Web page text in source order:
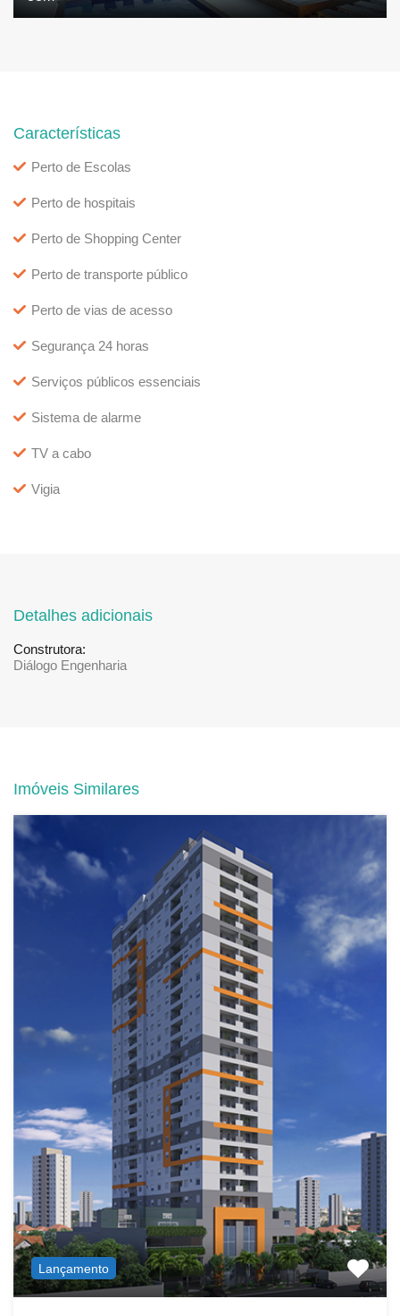
Características
Perto de Escolas
Perto de hospitais
Perto de Shopping Center
Perto de transporte público
Perto de vias de acesso
Segurança 24 horas
Serviços públicos essenciais
Sistema de alarme
TV a cabo
Vigia
Detalhes adicionais
Construtora:
Diálogo Engenharia
Imóveis Similares
Lançamento